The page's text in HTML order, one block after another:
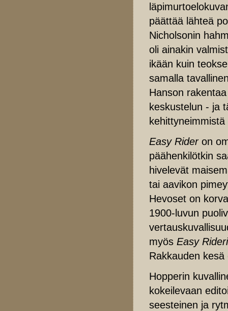
päättää lähteä
Nicholsonin
oli ainakin
ikään kuin
samalla
Hanson
keskustelun - ja
Easy Rideron
päähenkilötkin
hivelevät
tai aavikon
Hevoset on
1900-luvun
myös Easy
Rakkauden kesä
Hopperin
kokeilevaan
seesteinen ja